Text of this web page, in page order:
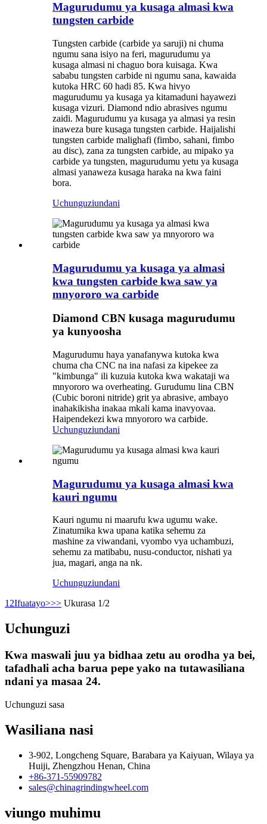
Magurudumu ya kusaga almasi kwa
tungsten carbide
Tungsten carbide (carbide ya saruji) ni chuma
ngumu sana isiyo na feri, magurudumu ya
kusaga almasi ni chaguo bora kuisaga. Kwa
sababu tungsten carbide ni ngumu sana, kawaida
kutoka HRC 60 hadi 85. Kwa hivyo
magurudumu ya kusaga ya kitamaduni hayawezi
kusaga vizuri. Diamond ndio abrasives ngumu
zaidi. Magurudumu ya kusaga ya almasi ya resin
inaweza bure kusaga tungsten carbide. Haijalishi
tungsten carbide malighafi (fimbo, sahani, fimbo
au disc), zana za tungsten carbide, au mipako ya
carbide ya tungsten, magurudumu yetu ya kusaga
almasi yanaweza kusaga haraka na kwa faini
bora.
Uchunguziundani
Magurudumu ya kusaga ya almasi
kwa tungsten carbide kwa saw ya
mnyororo wa carbide
Diamond CBN kusaga magurudumu
ya kunyoosha
Magurudumu haya yanafanywa kutoka kwa
chuma cha CNC na ina nafasi za kipekee za
"kimbunga" ili kuzuia kutoka kwa wakataji wa
mnyororo wa overheating. Gurudumu lina CBN
(Cubic boroni nitride) grit ya abrasive, ambayo
inahakikisha inakaa mkali kama inavyovaa.
Haipendekezi kwa mnyororo wa carbide.
Uchunguziundani
Magurudumu ya kusaga almasi kwa
kauri ngumu
Kauri ngumu ni maarufu kwa ugumu wake.
Zinatumika kwa upana katika sehemu za
mashine za viwandani, vyombo vya uchambuzi,
sehemu za matibabu, nusu-conductor, nishati ya
jua, magari, anga na nk.
Uchunguziundani
12Ifuatayo>>> Ukurasa 1/2
Uchunguzi
Kwa maswali juu ya bidhaa zetu au orodha ya bei,
tafadhali acha barua pepe yako na tutawasiliana
ndani ya masaa 24.
Uchunguzi sasa
Wasiliana nasi
3-902, Longcheng Square, Barabara ya Kaiyuan, Wilaya ya
Huiji, Zhengzhou Henan, China
+86-371-55909782
sales@chinagrindingwheel.com
viungo muhimu